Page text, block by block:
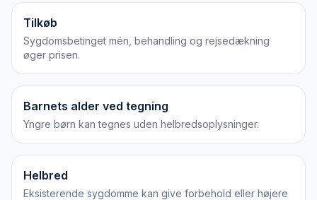
Tilkøb
Sygdomsbetinget mén, behandling og rejsedækning
øger prisen.
Barnets alder ved tegning
Yngre børn kan tegnes uden helbredsoplysninger.
Helbred
Eksisterende sygdomme kan give forbehold eller højere